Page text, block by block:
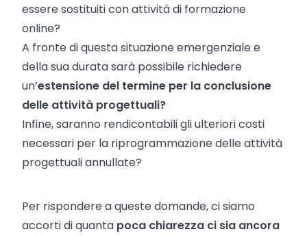
essere sostituiti con attività di formazione
online?
A fronte di questa situazione emergenziale e
della sua durata sarà possibile richiedere
un’estensione del termine per la conclusione
delle attività progettuali?
Infine, saranno rendicontabili gli ulteriori costi
necessari per la riprogrammazione delle attività
progettuali annullate?
Per rispondere a queste domande, ci siamo
accorti di quanta poca chiarezza ci sia ancora